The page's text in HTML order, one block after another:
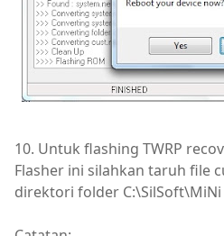
10. Untuk flashing TWRP
Flasher ini silahkan taruh file
direktori folder C:\SilSoft\MiNi